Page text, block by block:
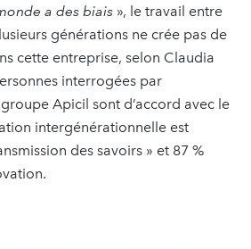
a des biais », le travail entre
générations ne crée pas de
cette entreprise, selon Claudia
interrogées par
Apicil sont d’accord avec le
intergénérationnelle est
des savoirs » et 87 %